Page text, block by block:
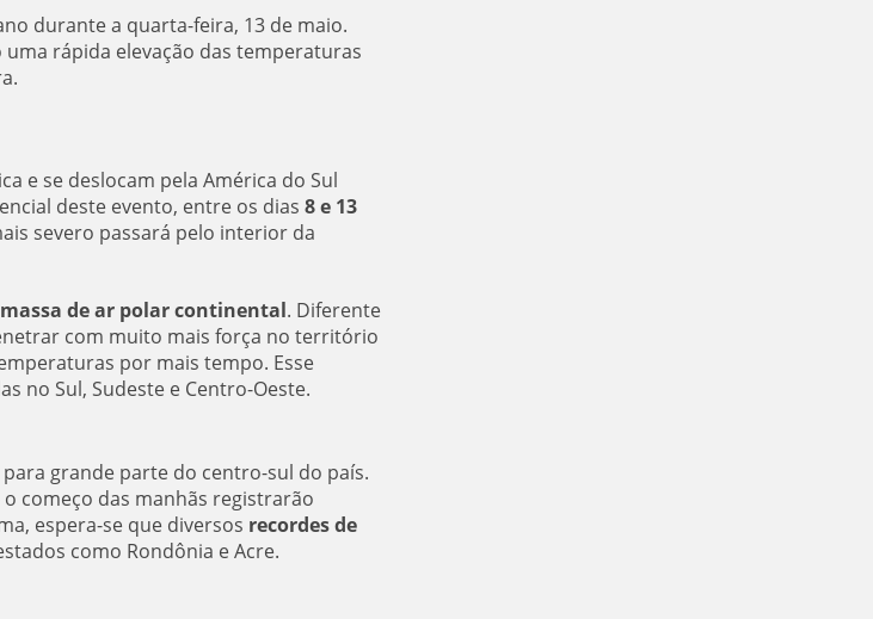
durante a quarta-feira, 13 de maio.
rápida elevação das temperaturas
e se deslocam pela América do Sul
deste evento, entre os dias 8 e 13
severo passará pelo interior da
massa de ar polar continental. Diferente
com muito mais força no território
por mais tempo. Esse
no Sul, Sudeste e Centro-Oeste.
grande parte do centro-sul do país.
começo das manhãs registrarão
espera-se que diversos recordes de
como Rondônia e Acre.